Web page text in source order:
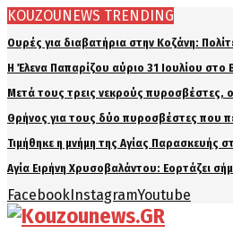
KOUZOUNEWS TRENDING
Ουρές για διαβατήρια στην Κοζάνη:
Η Έλενα Παπαρίζου αύριο 31 Ιουλίου στο
Μετά τους τρεις νεκρούς πυροσβέστες,
Θρήνος για τους δύο πυροσβέστες που
Τιμήθηκε η μνήμη της Αγίας Παρασκευής
Αγία Ειρήνη Χρυσοβαλάντου: Εορτάζει
FacebookInstagramYoutube